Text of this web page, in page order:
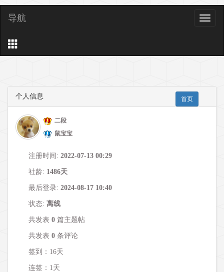
导
导航
个人信息 首页
二段
鼠宝宝
注册时间: 2022-07-13 00:29
社龄: 1486天
最后登录: 2024-08-17 10:40
状态: 离线
共发表 0 篇主题帖
共发表 0 条评论
签到：16天
连签：1天